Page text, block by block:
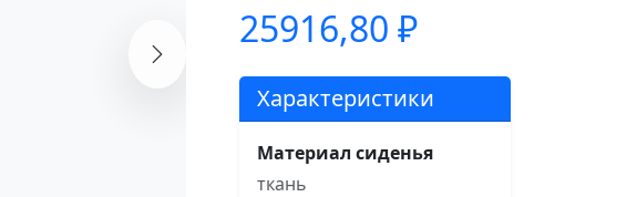
25916,80 ₽
Характеристики
Материал сиденья
ткань